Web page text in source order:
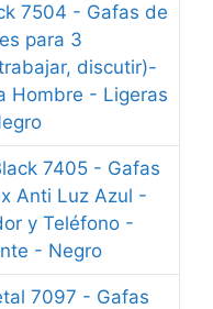
7504 - Gafas de
para 3
discutir)-
Hombre - Ligeras
7405 - Gafas
Anti Luz Azul -
y Teléfono -
- Negro
7097 - Gafas